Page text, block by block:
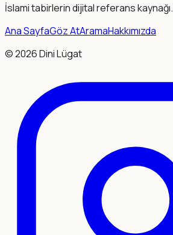
İslami tabirlerin dijital referans kaynağı.
Ana SayfaGöz AtAramaHakkımızda
©2026Dini Lügat